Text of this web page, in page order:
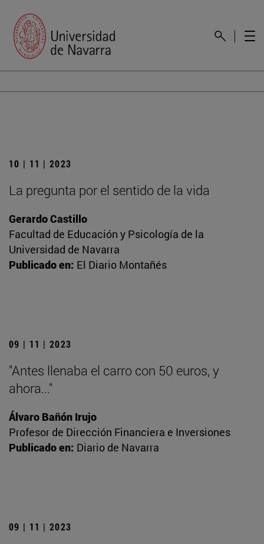
10 | 11 | 2023
La pregunta por el sentido de la vida
Gerardo Castillo
Facultad de Educación y Psicología de la
Universidad de Navarra
Publicado en: El Diario Montañés
09 | 11 | 2023
"Antes llenaba el carro con 50 euros, y
ahora..."
Álvaro Bañón Irujo
Profesor de Dirección Financiera e Inversiones
Publicado en: Diario de Navarra
09 | 11 | 2023